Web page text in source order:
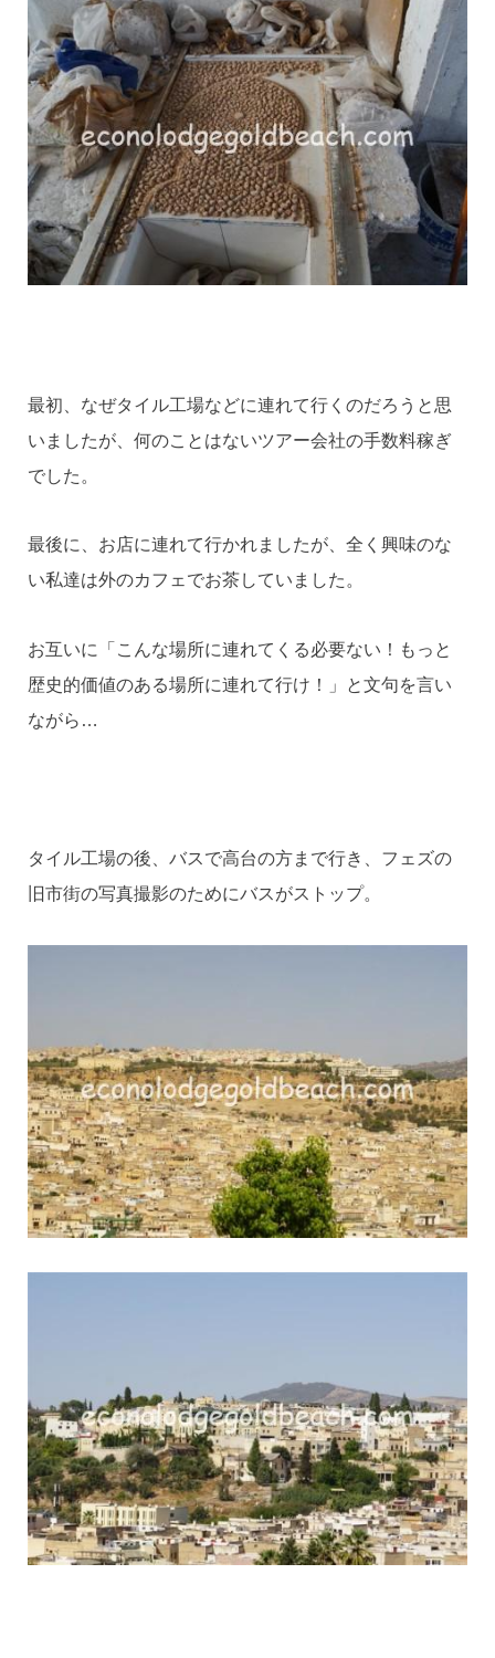
最初、なぜタイル工場などに連れて行くのだろうと思
いましたが、何のことはないツアー会社の手数料稼ぎ
でした。
最後に、お店に連れて行かれましたが、全く興味のな
い私達は外のカフェでお茶していました。
お互いに「こんな場所に連れてくる必要ない！もっと
歴史的価値のある場所に連れて行け！」と文句を言い
ながら…
タイル工場の後、バスで高台の方まで行き、フェズの
旧市街の写真撮影のためにバスがストップ。